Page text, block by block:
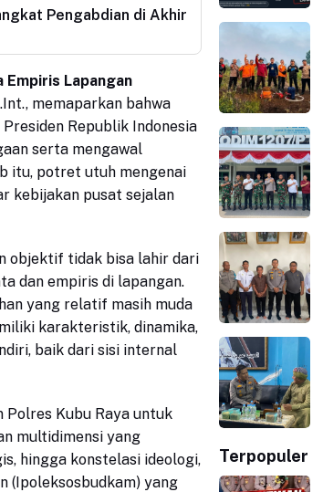
Pengabdian di Akhir
Empiris Lapangan
memaparkan bahwa
Republik Indonesia
serta mengawal
itu, potret utuh mengenai
kebijakan pusat sejalan
objektif tidak bisa lahir dari
dan empiris di lapangan.
yang relatif masih muda
karakteristik, dinamika,
baik dari sisi internal
Polres Kubu Raya untuk
multidimensi yang
hingga konstelasi ideologi,
(Ipoleksosbudkam) yang
Terpopuler